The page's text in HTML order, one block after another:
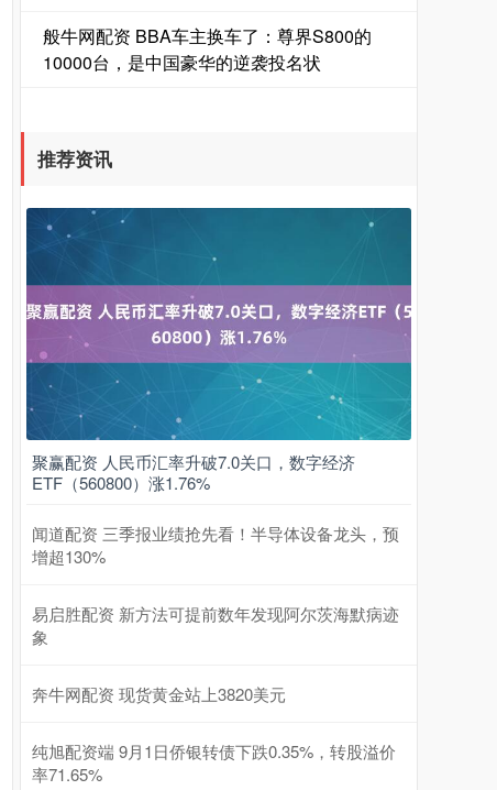
般牛网配资 BBA车主换车了：尊界S800的
10000台，是中国豪华的逆袭投名状
推荐资讯
聚赢配资 人民币汇率升破7.0关口，数字经济
ETF（560800）涨1.76%
闻道配资 三季报业绩抢先看！半导体设备龙头，预
增超130%
易启胜配资 新方法可提前数年发现阿尔茨海默病迹
象
奔牛网配资 现货黄金站上3820美元
纯旭配资端 9月1日侨银转债下跌0.35%，转股溢价
率71.65%